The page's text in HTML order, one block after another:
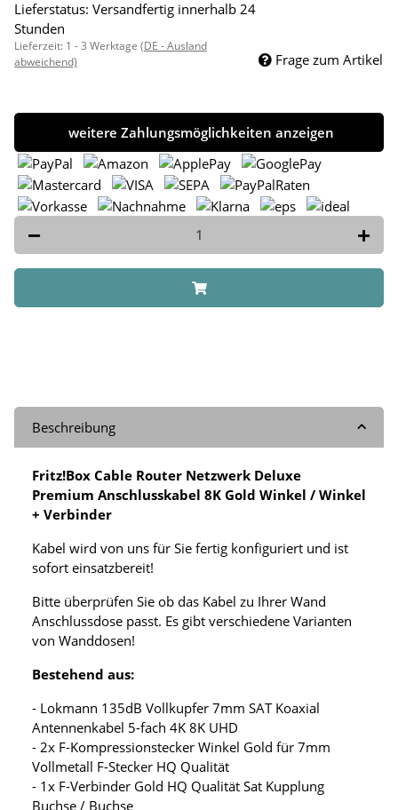
Lieferstatus: Versandfertig innerhalb 24
Stunden
Lieferzeit: 1 - 3 Werktage (DE - Ausland
abweichend)
Frage zum Artikel
weitere Zahlungsmöglichkeiten anzeigen
Beschreibung
Fritz!Box Cable Router Netzwerk Deluxe
Premium Anschlusskabel 8K Gold Winkel / Winkel
+ Verbinder
Kabel wird von uns für Sie fertig konfiguriert und ist
sofort einsatzbereit!
Bitte überprüfen Sie ob das Kabel zu Ihrer Wand
Anschlussdose passt. Es gibt verschiedene Varianten
von Wanddosen!
Bestehend aus:
- Lokmann 135dB Vollkupfer 7mm SAT Koaxial
Antennenkabel 5-fach 4K 8K UHD
- 2x F-Kompressionstecker Winkel Gold für 7mm
Vollmetall F-Stecker HQ Qualität
- 1x F-Verbinder Gold HQ Qualität Sat Kupplung
Buchse / Buchse